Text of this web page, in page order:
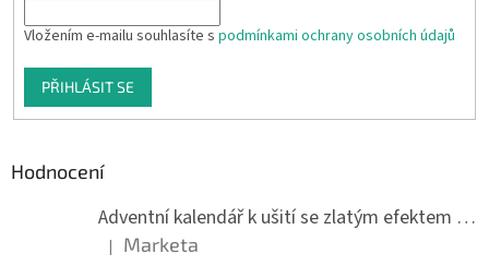
Vložením e-mailu souhlasíte s podmínkami ochrany osobních údajů
PŘIHLÁSIT SE
Hodnocení
Adventní kalendář k ušití se zlatým efektem 042Q
Hodnocení produktu je 5 z 5 hvězdiček.
| Marketa